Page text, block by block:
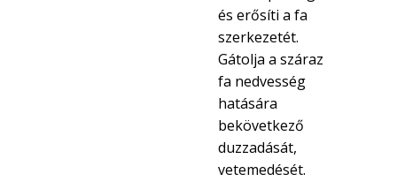
és erősíti a fa
szerkezetét.
Gátolja a száraz
fa nedvesség
hatására
bekövetkező
duzzadását,
vetemedését.